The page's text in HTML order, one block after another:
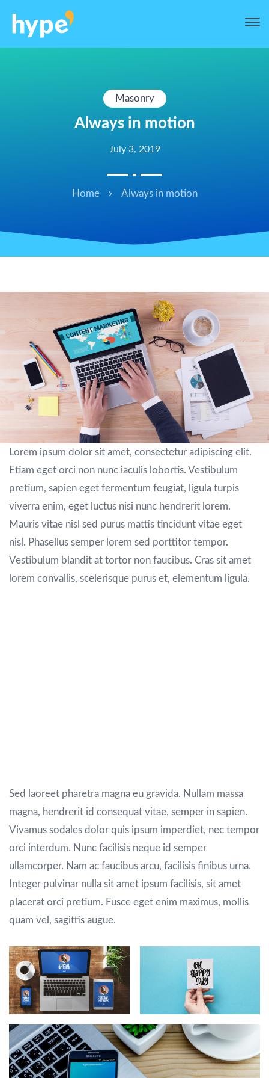
Masonry
Always in motion
July 3, 2019
Home Always in motion
Lorem ipsum dolor sit amet, consectetur adipiscing elit.
Etiam eget orci non nunc iaculis lobortis. Vestibulum
pretium, sapien eget fermentum feugiat, ligula turpis
viverra enim, eget luctus nisi nunc hendrerit lorem.
Mauris vitae nisl sed purus mattis tincidunt vitae eget
nisl. Phasellus semper lorem sed porttitor tempor.
Vestibulum blandit at tortor non faucibus. Cras sit amet
lorem convallis, scelerisque purus et, elementum ligula.
Sed laoreet pharetra magna eu gravida. Nullam massa
magna, hendrerit id consequat vitae, semper in sapien.
Vivamus sodales dolor quis ipsum imperdiet, nec tempor
orci interdum. Nunc facilisis neque id semper
ullamcorper. Nam ac faucibus arcu, facilisis finibus urna.
Integer pulvinar nulla sit amet ipsum facilisis, sit amet
placerat orci pretium. Fusce eget enim maximus, mollis
quam vel, sagittis augue.